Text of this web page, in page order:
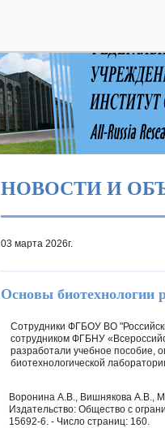
НОВОСТИ И
03 марта 2026г.
Основы биотехнологии
Сотрудники ФГБОУ ВО
сотрудником ФГБНУ
разработали учебное пособие,
биотехнологической
Воронина А.В., Вишнякова А.В.,
Издательство: Общество с
15692-6. - Число страниц: 160.